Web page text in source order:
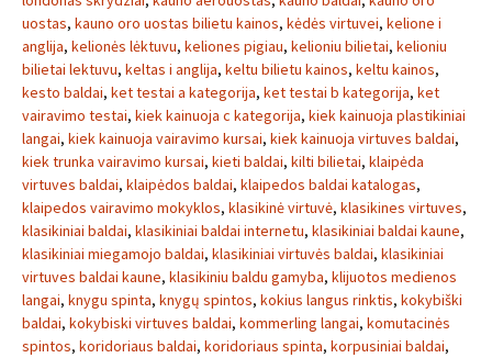
uostas, kauno oro uostas bilietu kainos, kėdės virtuvei, kelione i
anglija, kelionės lėktuvu, keliones pigiau, kelioniu bilietai, kelioniu
bilietai lektuvu, keltas i anglija, keltu bilietu kainos, keltu kainos,
kesto baldai, ket testai a kategorija, ket testai b kategorija, ket
vairavimo testai, kiek kainuoja c kategorija, kiek kainuoja plastikiniai
langai, kiek kainuoja vairavimo kursai, kiek kainuoja virtuves baldai,
kiek trunka vairavimo kursai, kieti baldai, kilti bilietai, klaipėda
virtuves baldai, klaipėdos baldai, klaipedos baldai katalogas,
klaipedos vairavimo mokyklos, klasikinė virtuvė, klasikines virtuves,
klasikiniai baldai, klasikiniai baldai internetu, klasikiniai baldai kaune,
klasikiniai miegamojo baldai, klasikiniai virtuvės baldai, klasikiniai
virtuves baldai kaune, klasikiniu baldu gamyba, klijuotos medienos
langai, knygu spinta, knygų spintos, kokius langus rinktis, kokybiški
baldai, kokybiski virtuves baldai, kommerling langai, komutacinės
spintos, koridoriaus baldai, koridoriaus spinta, korpusiniai baldai,